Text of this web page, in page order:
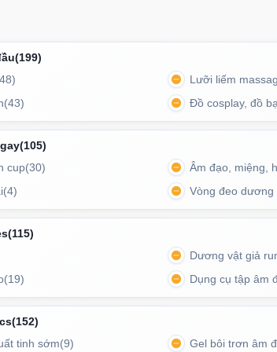
tình yêu Svakom Phoenix Neo 2 có 2 màu đỏ và
khiển từ xa qua điện thoại, hỗ trợ tương tác
light phát sáng theo nhịp rung, tăng cảm giác trực
dạng pattern từ nhẹ nhàng đến mạnh mẽ.
Bề mặt mềm mại tinh tế cùng với đường gân bo
vệ sinh và có thể sử dụng trong môi trường ẩm
(199)
Lưỡi liếm
(43) Đồ cosplay, đồ
(105)
cup(30) Âm đạo, miệng,
(4) Vòng đeo dương
(115)
Dương vật giả
(19) Dụng cụ tập âm
(152)
tinh sớm(9) Gel bôi trơn âm